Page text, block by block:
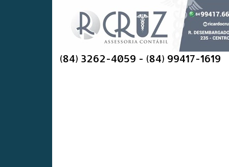
(84) 3262-4059 - (84) 99417-1619